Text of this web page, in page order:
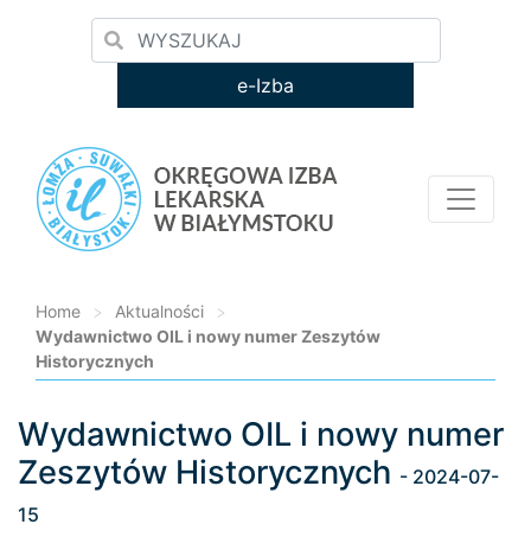
e-Izba
Home > Aktualności
>
Wydawnictwo OIL i nowy numer Zeszytów
Historycznych
Loading...
Wydawnictwo OIL i nowy numer
Zeszytów Historycznych - 2024-07-
15